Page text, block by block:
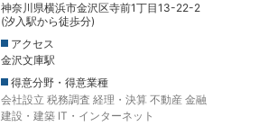
神奈川県横浜市金沢区寺前1丁目13-22-2
(汐入駅から徒歩分)
アクセス
金沢文庫駅
得意分野・得意業種
会社設立 税務調査 経理・決算 不動産 金融
建設・建築 IT・インターネット